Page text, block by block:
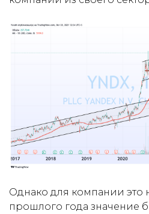
Однако для компании это
прошлого года значение